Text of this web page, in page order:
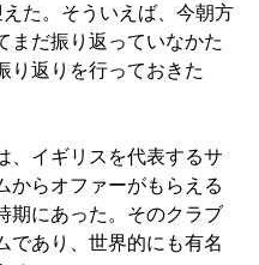
た。そういえば、今朝方
まだ振り返っていなかた
り返りを行っておきた
、イギリスを代表するサ
からオファーがもらえる
期にあった。そのクラブ
であり、世界的にも有名